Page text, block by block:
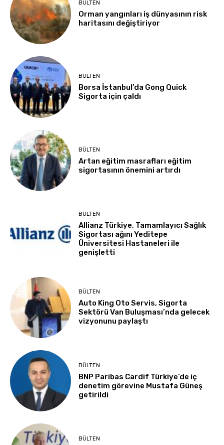
BÜLTEN
Orman yangınları iş dünyasının risk
haritasını değiştiriyor
BÜLTEN
Borsa İstanbul’da Gong Quick
Sigorta için çaldı
BÜLTEN
Artan eğitim masrafları eğitim
sigortasının önemini artırdı
BÜLTEN
Allianz Türkiye, Tamamlayıcı Sağlık
Sigortası ağını Yeditepe
Üniversitesi Hastaneleri ile
genişletti
BÜLTEN
Auto King Oto Servis, Sigorta
Sektörü Van Buluşması’nda gelecek
vizyonunu paylaştı
BÜLTEN
BNP Paribas Cardif Türkiye’de iç
denetim görevine Mustafa Güneş
getirildi
BÜLTEN